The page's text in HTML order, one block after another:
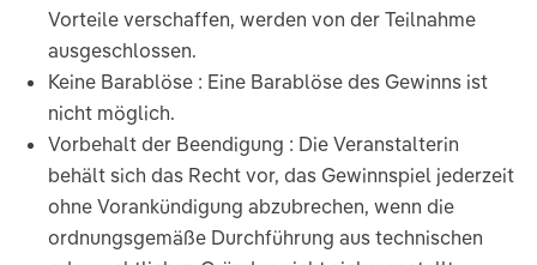
Vorteile verschaffen, werden von der Teilnahme
ausgeschlossen.
Keine Barablöse : Eine Barablöse des Gewinns ist
nicht möglich.
Vorbehalt der Beendigung : Die Veranstalterin
behält sich das Recht vor, das Gewinnspiel jederzeit
ohne Vorankündigung abzubrechen, wenn die
ordnungsgemäße Durchführung aus technischen